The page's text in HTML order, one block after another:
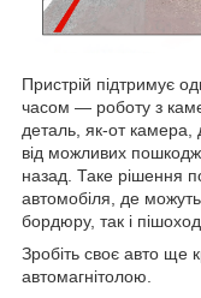
Пристрій підтримує
часом — роботу з
деталь, як-от
від можливих
назад. Таке рішення
автомобіля, де
бордюру, так і
Зробіть своє авто ще
автомагнітолою.